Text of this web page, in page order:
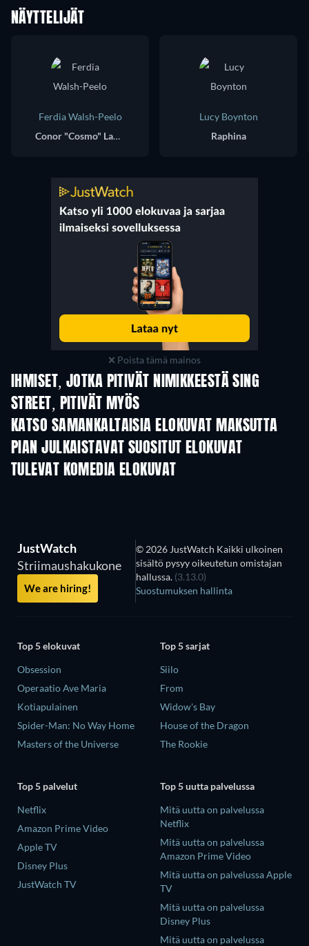
NÄYTTELIJÄT
Ferdia Walsh-Peelo
Conor "Cosmo" Lawlor
Lucy Boynton
Raphina
Poista tämä mainos
IHMISET, JOTKA PITIVÄT NIMIKKEESTÄ SING
STREET, PITIVÄT MYÖS
KATSO SAMANKALTAISIA ELOKUVAT MAKSUTTA
PIAN JULKAISTAVAT SUOSITUT ELOKUVAT
TULEVAT KOMEDIA ELOKUVAT
JustWatch
Striimaushakukone
We are hiring!
© 2026 JustWatch Kaikki ulkoinen
sisältö pysyy oikeutetun omistajan
hallussa. (3.13.0)
Suostumuksen hallinta
Top 5 elokuvat
Obsession
Operaatio Ave Maria
Kotiapulainen
Spider-Man: No Way Home
Masters of the Universe
Top 5 sarjat
Siilo
From
Widow's Bay
House of the Dragon
The Rookie
Top 5 palvelut
Netflix
Amazon Prime Video
Apple TV
Disney Plus
JustWatch TV
Top 5 uutta palvelussa
Mitä uutta on palvelussa
Netflix
Mitä uutta on palvelussa
Amazon Prime Video
Mitä uutta on palvelussa Apple
TV
Mitä uutta on palvelussa
Disney Plus
Mitä uutta on palvelussa